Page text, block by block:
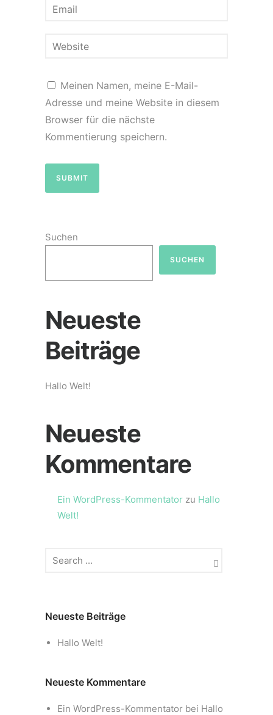
Meinen Namen, meine E-Mail-
Adresse und meine Website in diesem
Browser für die nächste
Kommentierung speichern.
Suchen
SUCHEN
Neueste
Beiträge
Hallo Welt!
Neueste
Kommentare
Ein WordPress-Kommentatorzu Hallo
Welt!
Neueste Beiträge
Hallo Welt!
Neueste Kommentare
Ein WordPress-Kommentatorbei Hallo